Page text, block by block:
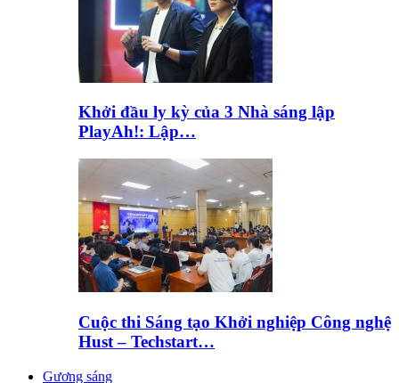
Khởi đầu ly kỳ của 3 Nhà sáng lập
PlayAh!: Lập…
Cuộc thi Sáng tạo Khởi nghiệp Công nghệ
Hust – Techstart…
Gương sáng